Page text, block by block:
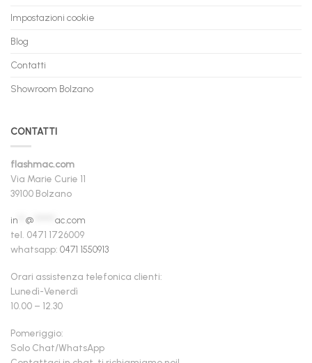
Impostazioni cookie
Blog
Contatti
Showroom Bolzano
CONTATTI
flashmac.com
Via Marie Curie 11
39100 Bolzano
in @
ac.com
tel. 0471 1726009
whatsapp: 0471 1550913
Orari assistenza telefonica clienti:
Lunedì-Venerdì
10.00 – 12.30
Pomeriggio:
Solo Chat/WhatsApp